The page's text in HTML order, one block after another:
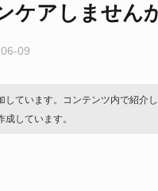
ケアしません
09
ています。コンテンツ内で紹介
しています。